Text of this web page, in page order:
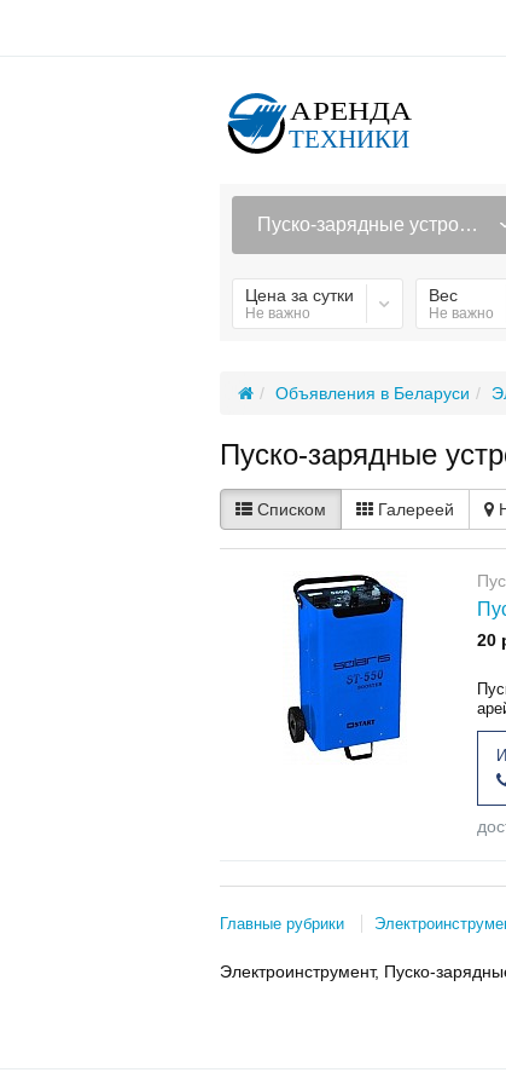
Пуско-зарядные устройства
Цена за сутки
Не важно
Вес
Не важно
Объявления в Беларуси
Пуско-зарядные
Списком Галереей
20
Главные рубрики
Электроинструмент, Пуско-